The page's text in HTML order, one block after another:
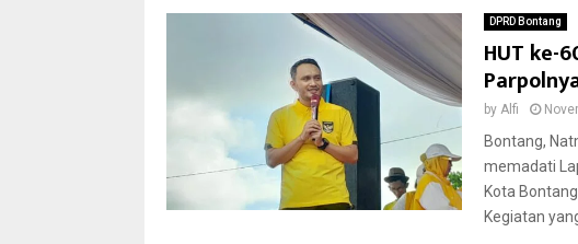
DPRD Bontang
HUT ke-
by Alfi
Bontang,
memadati
Kota
Kegiatan